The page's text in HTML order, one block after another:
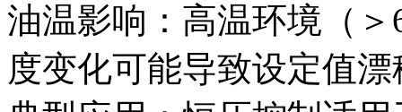
油温影响‌：高温环境（
度变化可能导致设定值漂